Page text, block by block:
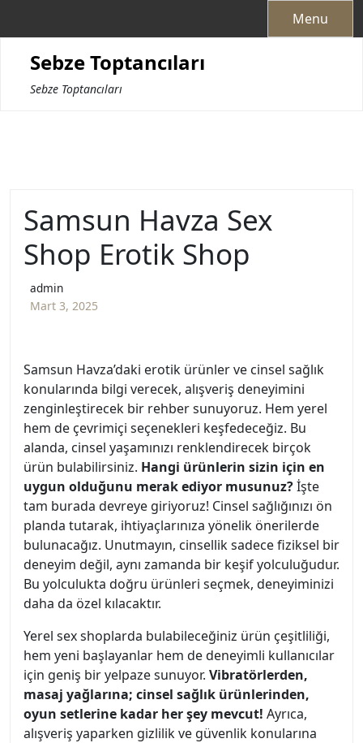
Menu
Sebze Toptancıları
Sebze Toptancıları
Samsun Havza Sex
Shop Erotik Shop
admin
Mart 3, 2025
Samsun Havza’daki erotik ürünler ve cinsel sağlık
konularında bilgi verecek, alışveriş deneyimini
zenginleştirecek bir rehber sunuyoruz. Hem yerel
hem de çevrimiçi seçenekleri keşfedeceğiz. Bu
alanda, cinsel yaşamınızı renklendirecek birçok
ürün bulabilirsiniz. Hangi ürünlerin sizin için en
uygun olduğunu merak ediyor musunuz?İşte
tam burada devreye giriyoruz! Cinsel sağlığınızı ön
planda tutarak, ihtiyaçlarınıza yönelik önerilerde
bulunacağız. Unutmayın, cinsellik sadece fiziksel bir
deneyim değil, aynı zamanda bir keşif yolculuğudur.
Bu yolculukta doğru ürünleri seçmek, deneyiminizi
daha da özel kılacaktır.
Yerel sex shoplarda bulabileceğiniz ürün çeşitliliği,
hem yeni başlayanlar hem de deneyimli kullanıcılar
için geniş bir yelpaze sunuyor. Vibratörlerden,
masaj yağlarına; cinsel sağlık ürünlerinden,
oyun setlerine kadar her şey mevcut! Ayrıca,
alışveriş yaparken gizlilik ve güvenlik konularına